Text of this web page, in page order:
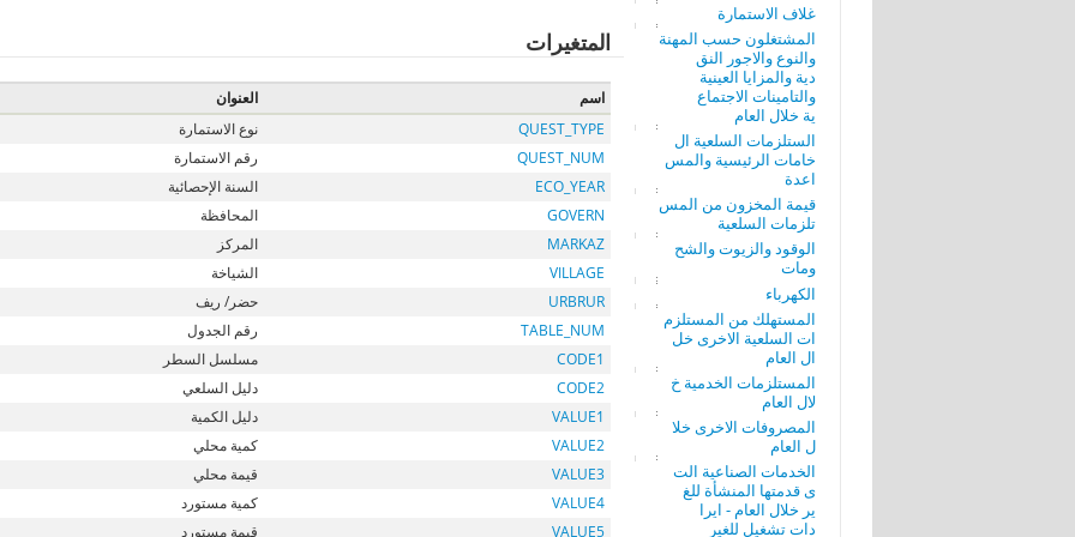
غلاف الاستمارة
المشتغلون حسب المهنة
والنوع والاجور النق
دية والمزايا العينية
والتامينات الاجتماع
ية خلال العام
الستلزمات السلعية ال
خامات الرئيسية والمس
اعدة
قيمة المخزون من المس
تلزمات السلعية
الوقود والزيوت والشح
ومات
الكهرباء
المستهلك من المستلزم
ات السلعية الاخرى خل
ال العام
المستلزمات الخدمية خ
لال العام
المصروفات الاخرى خلا
ل العام
الخدمات الصناعية الت
ى قدمتها المنشأة للغ
ير خلال العام - ايرا
دات تشغيل للغير
المتغيرات
اسم العنوان
QUEST_TYPE
نوع الاستمارة
QUEST_NUM
رقم الاستمارة
ECO_YEAR
السنة الإحصائية
GOVERN
المحافظة
MARKAZ
المركز
VILLAGE
الشياخة
URBRUR
حضر/ ريف
TABLE_NUM
رقم الجدول
CODE1
مسلسل السطر
CODE2
دليل السلعي
VALUE1
دليل الكمية
VALUE2
كمية محلي
VALUE3
قيمة محلي
VALUE4
كمية مستورد
VALUE5
قيمة مستورد